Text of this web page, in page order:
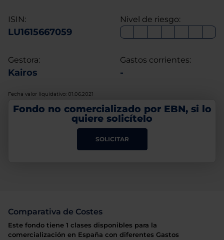
ISIN:
LU1615667059
Nivel de riesgo:
Gestora:
Kairos
Gastos corrientes:
-
Fecha valor liquidativo: 01.06.2021
Fondo no comercializado por EBN, si lo
quiere solicítelo
SOLICITAR
Comparativa de Costes
Este fondo tiene 1 clases disponibles para la
comercialización en España con diferentes Gastos